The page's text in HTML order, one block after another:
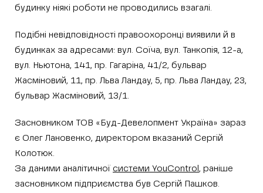
будинку ніякі роботи не проводились взагалі.
Подібні невідповідності правоохоронці виявили й в
будинках за адресами: вул. Соїча, вул. Танкопія, 12-а,
вул. Ньютона, 141, пр. Гагаріна, 41/2, бульвар
Жасміновий, 11, пр. Льва Ландау, 5, пр. Льва Ландау, 23,
бульвар Жасміновий, 13/1.
Засновником ТОВ «Буд-Девелопмент Україна» зараз
є Олег Лановенко, директором вказаний Сергій
Колотюк.
За даними аналітичної системи YouControl , раніше
засновником підприємства був Сергій Пашков.